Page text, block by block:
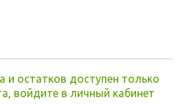
остатков доступен только
войдите в личный кабинет